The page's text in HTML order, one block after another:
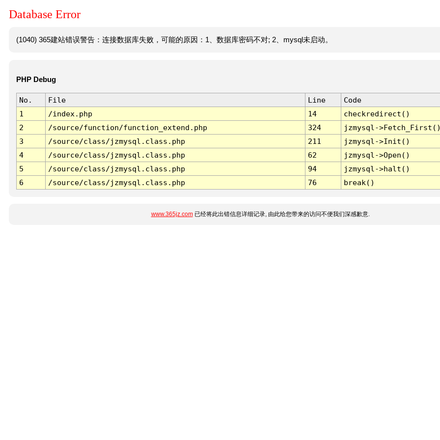
Database Error
(1040) 365建站错误警告：连接数据库失败，可能的原因：1、数据库密码不对; 2、mysql未启动。
PHP Debug
No. File Line
Code
1
/index.php 14
checkredirect()
2
/source/function/function_extend.php 324
jzmysql-
3
/source/class/jzmysql.class.php 211
jzmysql->Init()
4
/source/class/jzmysql.class.php 62
jzmysql->Open()
5
/source/class/jzmysql.class.php 94
jzmysql->halt()
6
/source/class/jzmysql.class.php 76 break()
www.365jz.com已经将此出错信息详细记录, 由此给您带来的访问不便我们深感歉意.